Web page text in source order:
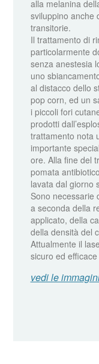
alla melanina
sviluppino anche
transitorie.
Il trattamento di
particolarmente
senza anestesia
uno
al distacco dello
pop corn, ed un
i piccoli fori
prodotti
trattamento nota
importante
ore. Alla fine del
pomata
lavata dal giorno
Sono necessarie
a seconda della
applicato, della
della densità del
Attualmente il
sicuro ed
vedi le